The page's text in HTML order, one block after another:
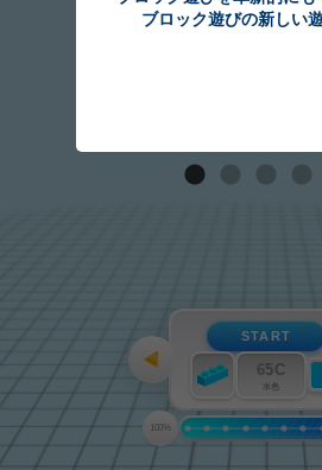
ブロック遊びの新しい
START
65C
水色
100%